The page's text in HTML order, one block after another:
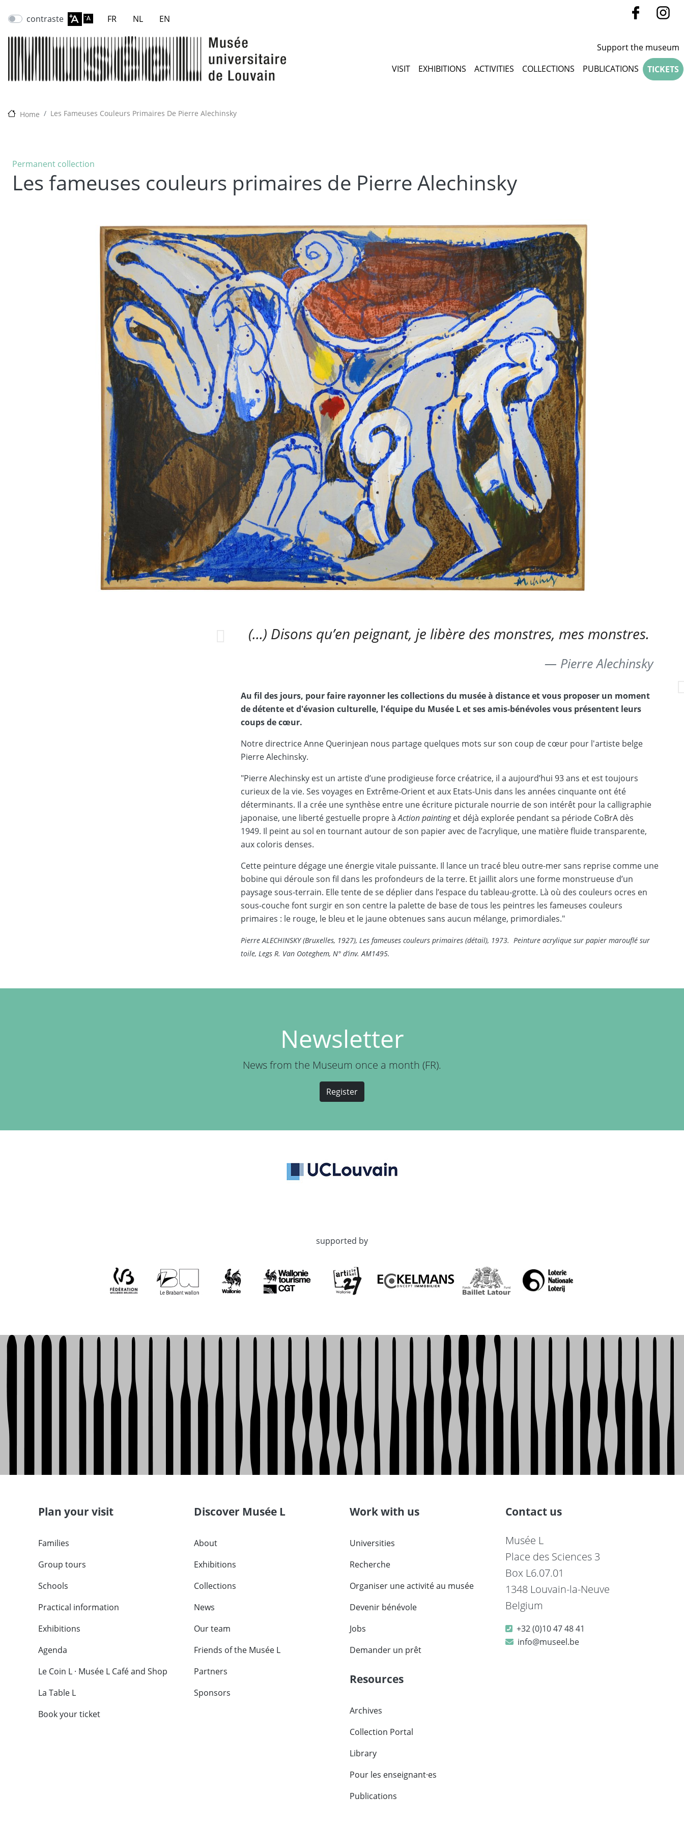
contraste FR NL EN
Support the museum
Maimenu
VISIT EXHIBITIONS ACTIVITIES COLLECTIONS PUBLICATIONS TICKETS
Home Les Fameuses Couleurs Primaires De Pierre Alechinsky
Permanent collection
Les fameuses couleurs primaires de Pierre Alechinsky
(...) Disons qu’en peignant, je libère des monstres, mes monstres.
Pierre Alechinsky
Au fil des jours, pour faire rayonner les collections du musée à distance et vous proposer un moment
de détente et d'évasion culturelle, l'équipe du Musée L et ses amis-bénévoles vous présentent leurs
coups de cœur.
Notre directrice Anne Querinjean nous partage quelques mots sur son coup de cœur pour l'artiste belge
Pierre Alechinsky.
"Pierre Alechinsky est un artiste d’une prodigieuse force créatrice, il a aujourd’hui 93 ans et est toujours
curieux de la vie. Ses voyages en Extrême-Orient et aux Etats-Unis dans les années cinquante ont été
déterminants. Il a crée une synthèse entre une écriture picturale nourrie de son intérêt pour la calligraphie
japonaise, une liberté gestuelle propre àAction paintinget déjà explorée pendant sa période CoBrA dès
1949. Il peint au sol en tournant autour de son papier avec de l’acrylique, une matière fluide transparente,
aux coloris denses.
Cette peinture dégage une énergie vitale puissante. Il lance un tracé bleu outre-mer sans reprise comme une
bobine qui déroule son fil dans les profondeurs de la terre. Et jaillit alors une forme monstrueuse d’un
paysage sous-terrain. Elle tente de se déplier dans l’espace du tableau-grotte. Là où des couleurs ocres en
sous-couche font surgir en son centre la palette de base de tous les peintres les fameuses couleurs
primaires : le rouge, le bleu et le jaune obtenues sans aucun mélange, primordiales."
Pierre ALECHINSKY (Bruxelles, 1927), Les fameuses couleurs primaires (détail), 1973. Peinture acrylique sur papier marouflé sur
toile, Legs R. Van Ooteghem, N° d’inv. AM1495.
Newsletter
News from the Museum once a month (FR).
Register
supported by
Plan your visit
Families
Group tours
Schools
Practical information
Exhibitions
Agenda
Le Coin L · Musée L Café and Shop
La Table L
Book your ticket
Discover Musée L
About
Exhibitions
Collections
News
Our team
Friends of the Musée L
Partners
Sponsors
Work with us
Universities
Recherche
Organiser une activité au musée
Devenir bénévole
Jobs
Demander un prêt
Resources
Archives
Collection Portal
Library
Pour les enseignant·es
Publications
Contact us
Musée L
Place des Sciences 3
Box L6.07.01
1348 Louvain-la-Neuve
Belgium
+32 (0)10 47 48 41
info@museel.be